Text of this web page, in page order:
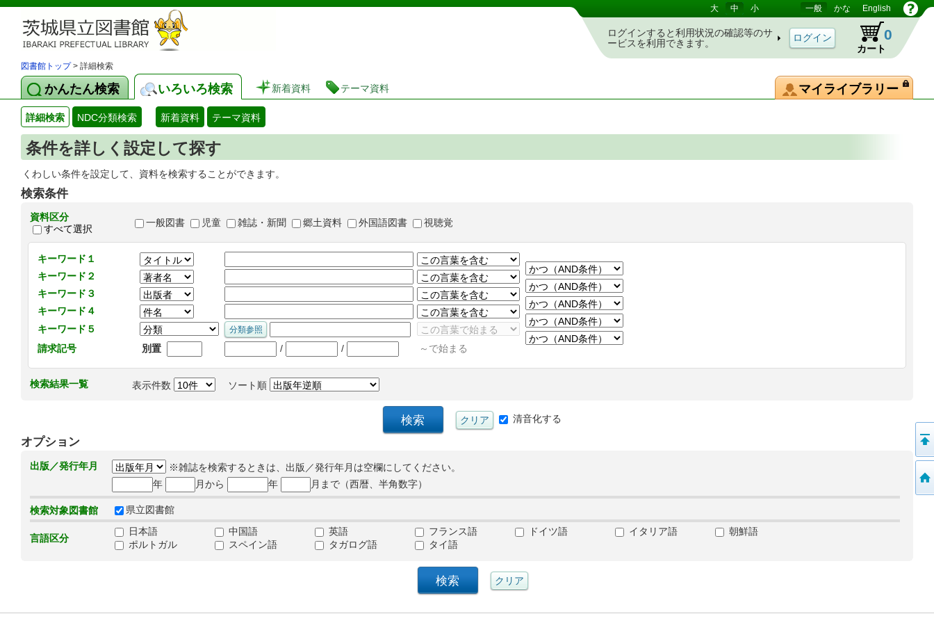
茨城県立図書館 蔵書検索・予約システム 大 中 小 一般 かな English
ログインすると利用状況の確認等のサ
ービスを利用できます。
カート
0
図書館トップ> 詳細検索
かんたん検索 いろいろ検索 新着資料 テーマ資料 マイライブラリー
詳細検索 NDC分類検索 新着資料 テーマ資料
条件を詳しく設定して探す
くわしい条件を設定して、資料を検索することができます。
検索条件
資料区分
すべて選択
一般図書 児童 雑誌・新聞 郷土資料 外国語図書 視聴覚
キーワード１
キーワード２
キーワード３
キーワード４
キーワード５
請求記号
別置 / / ～で始まる
検索結果一覧 表示件数 ソート順
清音化する
オプション
出版／発行年月
※雑誌を検索するときは、出版／発行年月は空欄にしてください。
年
月から 年 月まで（西暦、半角数字）
検索対象図書館 県立図書館
言語区分
日本語 中国語 英語 フランス語 ドイツ語 イタリア語
朝鮮語
ポルトガル
スペイン語 タガログ語 タイ語